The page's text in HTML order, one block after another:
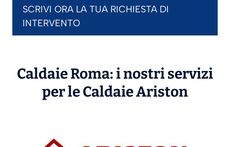
SCRIVI ORA LA TUA RICHIESTA DI
INTERVENTO
Caldaie Roma: i nostri servizi
per le CaldaieAriston